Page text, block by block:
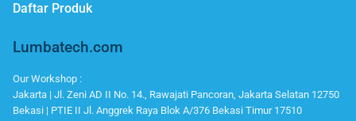
Daftar Produk
Lumbatech.com
Our Workshop :
Jakarta | Jl. Zeni AD II No. 14., Rawajati Pancoran, Jakarta Selatan 12750
Bekasi | PTIE II Jl. Anggrek Raya Blok A/376 Bekasi Timur 17510